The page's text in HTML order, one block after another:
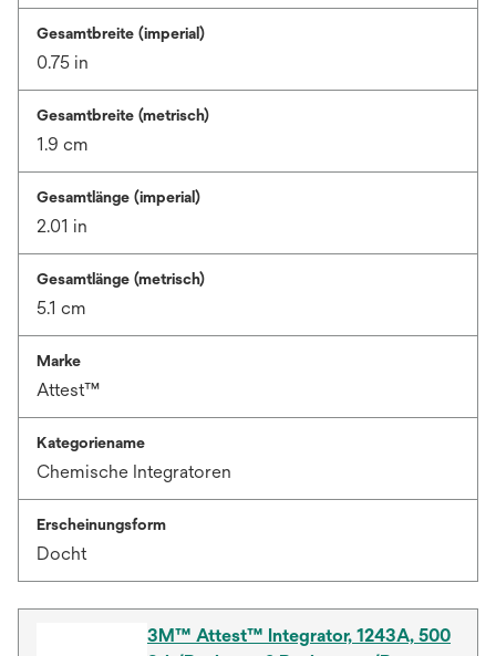
Gesamtbreite (imperial)
0.75 in
Gesamtbreite (metrisch)
1.9 cm
Gesamtlänge (imperial)
2.01 in
Gesamtlänge (metrisch)
5.1 cm
Marke
Attest™
Kategoriename
Chemische Integratoren
Erscheinungsform
Docht
3M™ Attest™ Integrator, 1243A, 500